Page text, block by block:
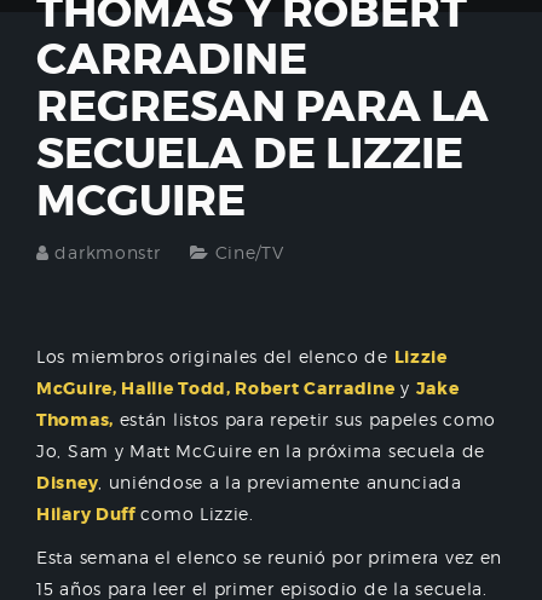
THOMAS Y ROBERT
CARRADINE
REGRESAN PARA LA
SECUELA DE LIZZIE
MCGUIRE
darkmonstr Cine/TV
Los miembros originales del elenco de Lizzie
McGuire, Hallie Todd, Robert Carradine y Jake
Thomas, están listos para repetir sus papeles como
Jo, Sam y Matt McGuire en la próxima secuela de
Disney , uniéndose a la previamente anunciada
Hilary Duffcomo Lizzie.
Esta semana el elenco se reunió por primera vez en
15 años para leer el primer episodio de la secuela.